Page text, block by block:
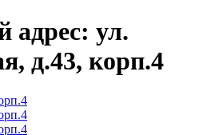
адрес: ул.
д.43, корп.4